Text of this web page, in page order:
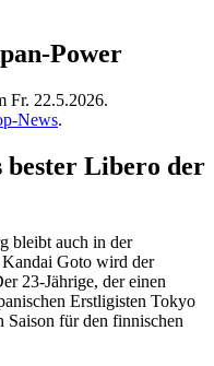
Power
Fr. 22.5.2026.
News.
bester Libero der
bleibt auch in der
Kandai Goto wird der
23-Jährige, der einen
Erstligisten Tokyo
Saison für den finnischen